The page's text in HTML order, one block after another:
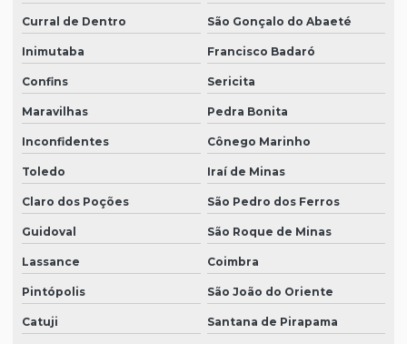
Curral de Dentro São Gonçalo do Abaeté
Inimutaba Francisco Badaró
Confins Sericita
Maravilhas Pedra Bonita
Inconfidentes Cônego Marinho
Toledo Iraí de Minas
Claro dos Poções São Pedro dos Ferros
Guidoval São Roque de Minas
Lassance Coimbra
Pintópolis São João do Oriente
Catuji Santana de Pirapama